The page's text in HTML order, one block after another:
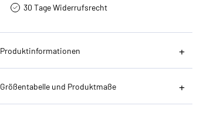
06 07
30 Tage Widerrufsrecht
Produktinformationen
Größentabelle und Produktmaße